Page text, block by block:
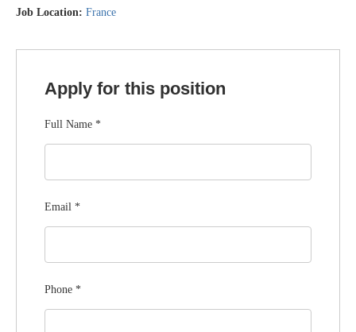
Job Location: France
Apply for this position
Full Name *
Email *
Phone *